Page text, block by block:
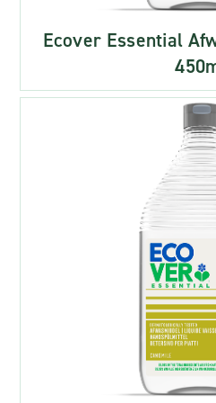
Ecover Essential